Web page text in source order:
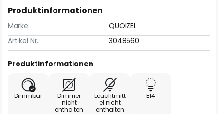
Produktinformationen
Marke:
QUOIZEL
Artikel Nr.:
3048560
Produktinformationen
Dimmbar
Dimmer
nicht
enthalten
Leuchtmitt
el nicht
enthalten
E14